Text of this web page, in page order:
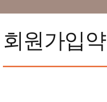
회원가입